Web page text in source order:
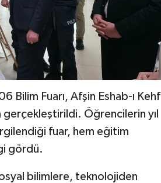
Bilim Fuarı, Afşin Eshab-ı Kehf
gerçekleştirildi. Öğrencilerin yıl
fuar, hem eğitim
gördü.
bilimlere, teknolojiden